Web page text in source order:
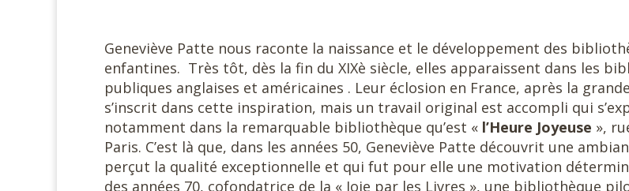
Geneviève Patte nous raconte la naissance et le développement des
enfantines. Très tôt, dès la fin du XIXè siècle, elles apparaissent dans les
publiques anglaises et américaines . Leur éclosion en France, après la
s’inscrit dans cette inspiration, mais un travail original est accompli qui
notamment dans la remarquable bibliothèque qu’est « l’Heure Joyeuse »,
Paris. C’est là que, dans les années 50, Geneviève Patte découvrit une
perçut la qualité exceptionnelle et qui fut pour elle une motivation
des années 70, cofondatrice de la « Joie par les Livres », une bibliothèque